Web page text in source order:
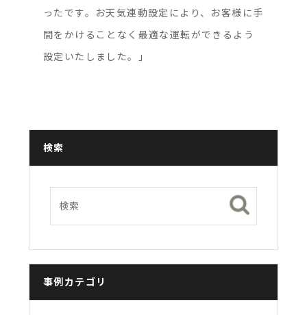
ったです。お天気連動設定により、お客様に手
間をかけることなく最適な運転ができるよう
設定いたしました。」
検索
事例カテゴリ